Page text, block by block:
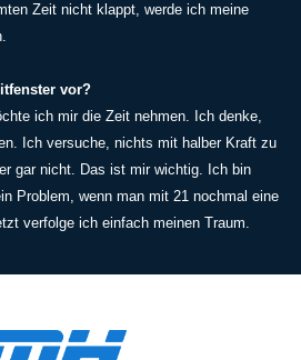
Zeit nicht klappt, werde ich meine
vor?
ich mir die Zeit nehmen. Ich denke,
Ich versuche, nichts mit halber Kraft zu
gar nicht. Das ist mir wichtig. Ich bin
Problem, wenn man mit 21 nochmal eine
verfolge ich einfach meinen Traum.